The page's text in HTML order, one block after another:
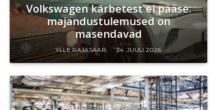
Volkswagen kärbetest ei pääse:
majandustulemused on
masendavad
YLLE RAJASAAR 24. JUULI 2026